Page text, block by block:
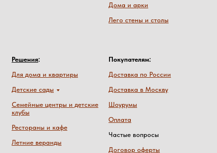
Дома и арки
Лего стены и столы
Решения:
Для дома и квартиры
Детские сады
Семейные центры и детские
клубы
Рестораны и кафе
Летние веранды
Покупателям:
Доставка по России
Доставка в Москву
Шоурумы
Оплата
Частые вопросы
Договор оферты